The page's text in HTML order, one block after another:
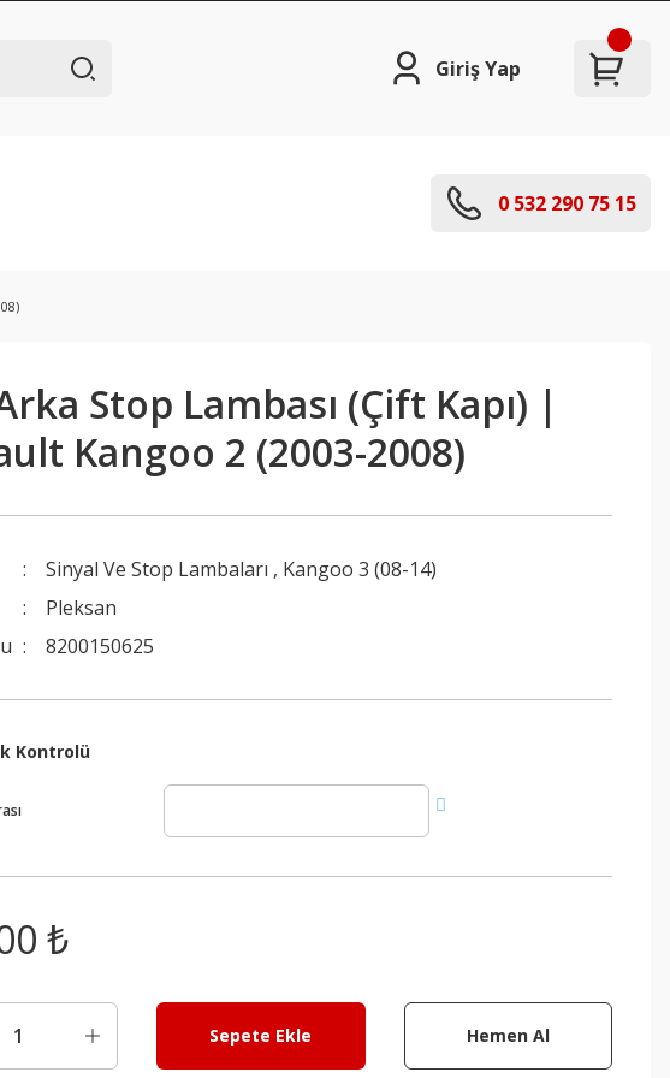
Giriş Yap
0 532 290 75 15
Stop Lambası (Çift Kapı) |
Kangoo 2 (2003-2008)
Sinyal Ve Stop Lambaları , Kangoo 3 (08-14)
Pleksan
8200150625
Kontrolü
₺
Sepete Ekle Hemen Al